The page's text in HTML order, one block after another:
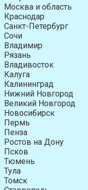
Москва и область
Краснодар
Санкт-Петербург
Сочи
Владимир
Рязань
Владивосток
Калуга
Калининград
Нижний Новгород
Великий Новгород
Новосибирск
Пермь
Пенза
Ростов на Дону
Псков
Тюмень
Тула
Томск